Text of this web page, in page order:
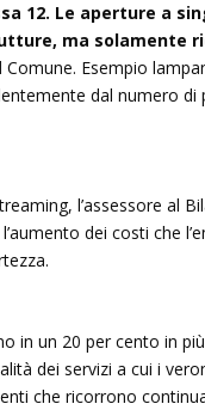
12. Le aperture a
ma solamente
Esempio
dal numero
l’assessore al
dei costi che
in un 20 per cento in
dei servizi a cui i
che ricorrono